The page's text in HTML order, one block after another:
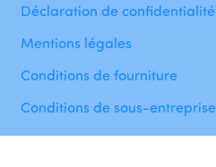
Déclaration de confidentialité
Mentions légales
Conditions de fourniture
Conditions de sous-entreprise